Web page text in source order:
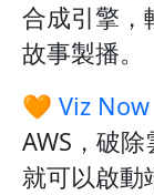
合成引擎，
故事製播。
🧡 Viz Now
AWS，破
就可以啟動